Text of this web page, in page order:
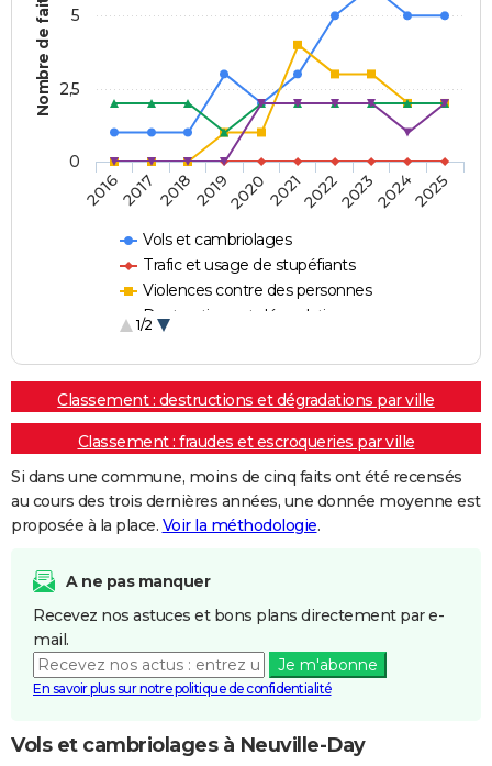
Nombre de faits
Vols et cambriolages
Trafic et usage de stupéfiants
Violences contre des personnes
Destructions et dégradations
1/2
20162017 20182019202020212022202320242025
0
2,5
5
Classement : destructions et dégradations par ville
Classement : fraudes et escroqueries par ville
Si dans une commune, moins de cinq faits ont été recensés
au cours des trois dernières années, une donnée moyenne est
proposée à la place. Voir la méthodologie.
A ne pas manquer
Recevez nos astuces et bons plans directement par e-
mail.
Je m'abonne
En savoir plus sur notre politique de confidentialité
Vols et cambriolages à Neuville-Day